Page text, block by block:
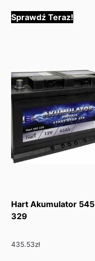
Sprawdź Teraz!
Hart Akumulator 545
329
435.53zł